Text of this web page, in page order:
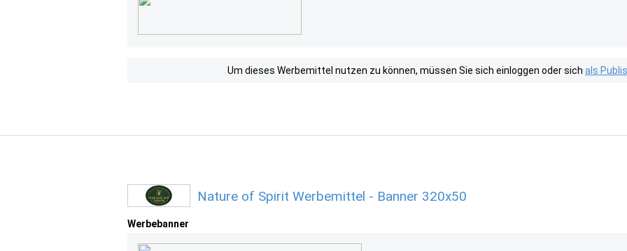
Um dieses Werbemittel nutzen zu können, müssen Sie sich einloggen oder sich als
Nature of Spirit Werbemittel - Banner 320x50
Werbebanner